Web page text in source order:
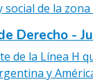
de la zona
Derecho -
de la Línea H
y